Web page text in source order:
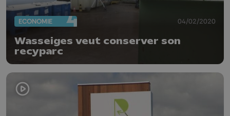
ECONOMIE 04/02/2020
Wasseiges veut conserver son
recyparc